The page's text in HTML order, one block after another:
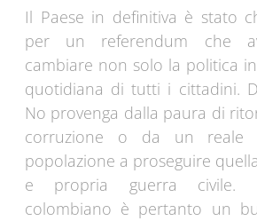
Il Paese in definitiva è stato
per un referendum che
cambiare non solo la politica
quotidiana di tutti i cittadini.
No provenga dalla paura di
corruzione o da un reale
popolazione a proseguire
e propria guerra civile.
colombiano è pertanto un